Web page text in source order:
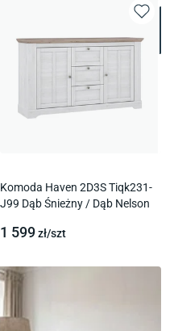
Komoda Haven 2D3S Tiqk231-
J99 Dąb Śnieżny / Dąb Nelson
1 599zł/szt